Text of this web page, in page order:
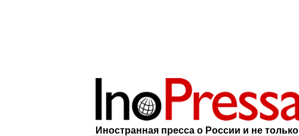
Иностранная пресса о России и не только